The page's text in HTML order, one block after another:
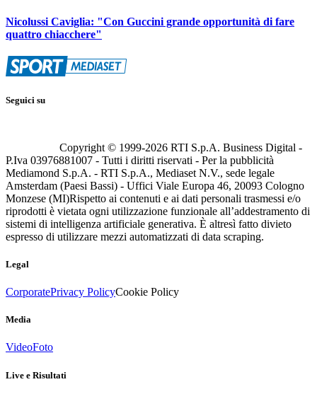
Nicolussi Caviglia: "Con Guccini grande opportunità di fare
quattro chiacchere"
Seguici su
Copyright © 1999-2026 RTI S.p.A. Business Digital -
P.Iva 03976881007 - Tutti i diritti riservati - Per la pubblicità
Mediamond S.p.A. - RTI S.p.A., Mediaset N.V., sede legale
Amsterdam (Paesi Bassi) - Uffici Viale Europa 46, 20093 Cologno
Monzese (MI)Rispetto ai contenuti e ai dati personali trasmessi e/o
riprodotti è vietata ogni utilizzazione funzionale all’addestramento di
sistemi di intelligenza artificiale generativa. È altresì fatto divieto
espresso di utilizzare mezzi automatizzati di data scraping.
Legal
CorporatePrivacy PolicyCookie Policy
Media
VideoFoto
Live e Risultati